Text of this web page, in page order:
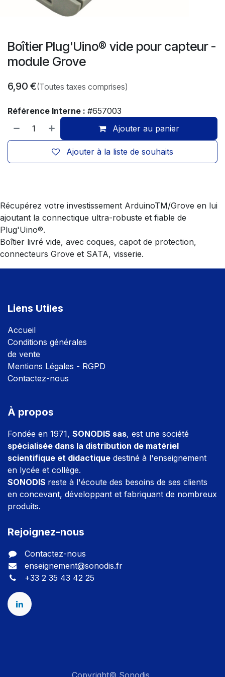
Boîtier Plug'Uino® vide pour capteur -
module Grove
6,90 €(Toutes taxes comprises)
Référence Interne : #657003
Ajouter au panier
Ajouter à la liste de souhaits
Récupérez votre investissement ArduinoTM/Grove en lui
ajoutant la connectique ultra-robuste et fiable de
Plug'Uino®.
Boîtier livré vide, avec coques, capot de protection,
connecteurs Grove et SATA, visserie.
Liens Utiles
Accueil
Conditions générales
de vente
Mentions Légales - RGPD
Contactez-nous
À propos
Fondée en 1971, SONODIS sas, est une société
spécialisée dans la distribution de matériel
scientifique et didactique destiné à l'enseignement
en lycée et collège.
SONODIS reste à l'écoute des besoins de ses clients
en concevant, développant et fabriquant de nombreux
produits.
Rejoignez-nous
Contactez-nous
enseignement@sonodis.fr
+33 2 35 43 42 25